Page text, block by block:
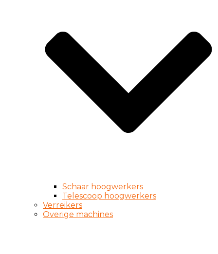
Schaar hoogwerkers
Telescoop hoogwerkers
Verreikers
Overige machines